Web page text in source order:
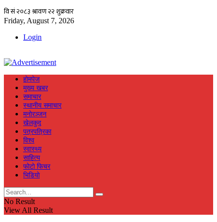
Friday, August 7, 2026
Login
हाेमपेज
मुख्य खबर
समाचार
स्थानीय समाचार
मनाेरञ्जन
खेलकुद
पत्रपत्रिका
विश्व
स्वास्थ्य
साहित्य
फाेटाे फिचर
भिडियाे
No Result
View All Result